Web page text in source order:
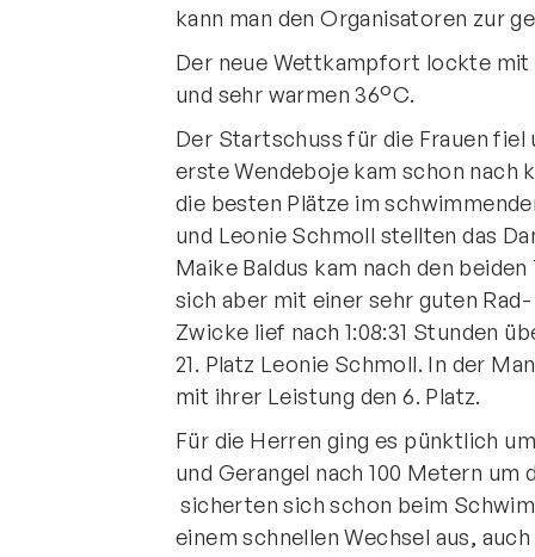
kann man den Organisatoren zur
Der neue Wettkampfort lockte mit
und sehr warmen 36°C.
Der Startschuss für die Frauen fiel
erste Wendeboje kam schon nach
die besten Plätze im
und Leonie Schmoll stellten das
Maike Baldus kam nach den
sich aber mit einer sehr guten
Zwicke lief nach 1:08:31 Stunden
21. Platz Leonie Schmoll. In der
mit ihrer Leistung den 6. Platz.
Für die Herren ging es pünktlich
und Gerangel nach 100 Metern
sicherten sich schon beim
einem schnellen Wechsel aus,